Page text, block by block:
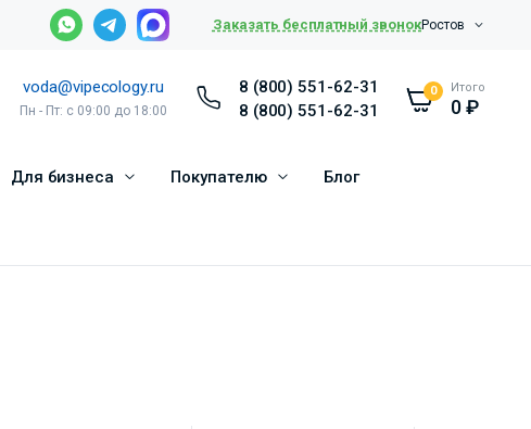
Заказать бесплатный звонокРостов
voda@vipecology.ru
Пн - Пт: с 09:00 до 18:00
8 (800) 551-62-31
8 (800) 551-62-31
0 Итого
0₽
Для бизнеса Покупателю Блог